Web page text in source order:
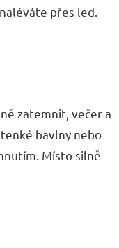
přes led.
zatemnit, večer a
bavlny nebo
Místo silně